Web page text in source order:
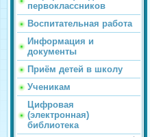
первоклассников
Воспитательная работа
Информация и
документы
Приём детей в школу
Ученикам
Цифровая
(электронная)
библиотека